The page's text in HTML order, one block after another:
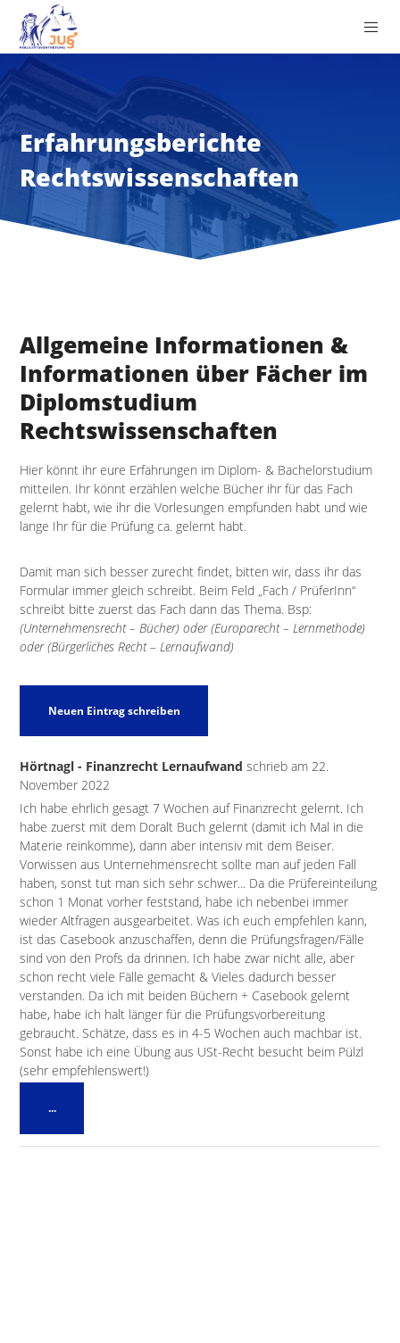
Erfahrungsberichte
Rechtswissenschaften
Allgemeine Informationen &
Informationen über Fächer im
Diplomstudium
Rechtswissenschaften
Hier könnt ihr eure Erfahrungen im Diplom- & Bachelorstudium
mitteilen. Ihr könnt erzählen welche Bücher ihr für das Fach
gelernt habt, wie ihr die Vorlesungen empfunden habt und wie
lange Ihr für die Prüfung ca. gelernt habt.
Damit man sich besser zurecht findet, bitten wir, dass ihr das
Formular immer gleich schreibt. Beim Feld „Fach / PrüferInn“
schreibt bitte zuerst das Fach dann das Thema. Bsp:
(Unternehmensrecht – Bücher) oder (Europarecht – Lernmethode)
oder (Bürgerliches Recht – Lernaufwand)
Hörtnagl - Finanzrecht Lernaufwandschrieb am 22.
November 2022
Ich habe ehrlich gesagt 7 Wochen auf Finanzrecht gelernt. Ich
habe zuerst mit dem Doralt Buch gelernt (damit ich Mal in die
Materie reinkomme), dann aber intensiv mit dem Beiser.
Vorwissen aus Unternehmensrecht sollte man auf jeden Fall
haben, sonst tut man sich sehr schwer... Da die Prüfereinteilung
schon 1 Monat vorher feststand, habe ich nebenbei immer
wieder Altfragen ausgearbeitet. Was ich euch empfehlen kann,
ist das Casebook anzuschaffen, denn die Prüfungsfragen/Fälle
sind von den Profs da drinnen. Ich habe zwar nicht alle, aber
schon recht viele Fälle gemacht & Vieles dadurch besser
verstanden. Da ich mit beiden Büchern + Casebook gelernt
habe, habe ich halt länger für die Prüfungsvorbereitung
gebraucht. Schätze, dass es in 4-5 Wochen auch machbar ist.
Sonst habe ich eine Übung aus USt-Recht besucht beim Pülzl
(sehr empfehlenswert!)
...Diese
ein-/ausblenden.